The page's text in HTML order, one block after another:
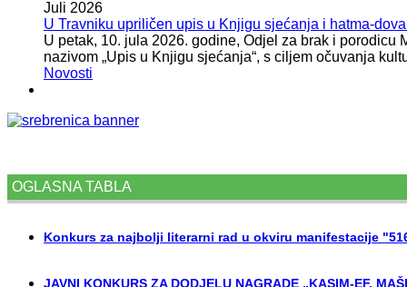
Juli 2026
U Travniku upriličen upis u Knjigu sjećanja i hatma-
U petak, 10. jula 2026. godine, Odjel za brak i
nazivom „Upis u Knjigu sjećanja“, s ciljem očuvanja
Novosti
OGLASNA TABLA
Konkurs za najbolji literarni rad u okviru manifestacije
JAVNI KONKURS ZA DODJELU NAGRADE „KASIM-EF.